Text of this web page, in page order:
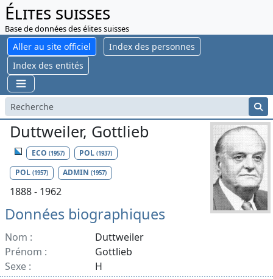
Élites suisses
Base de données des élites suisses
Aller au site officiel
Index des personnes
Index des entités
Duttweiler, Gottlieb
ECO (1957) POL(1937)
POL (1957) ADMIN(1957)
1888 - 1962
Données biographiques
Nom :
Duttweiler
Prénom :
Gottlieb
Sexe :
H